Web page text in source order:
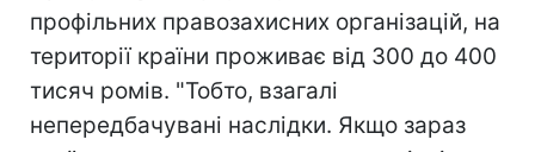
профільних правозахисних організацій, на
території країни проживає від 300 до 400
тисяч ромів. "Тобто, взагалі
непередбачувані наслідки. Якщо зараз